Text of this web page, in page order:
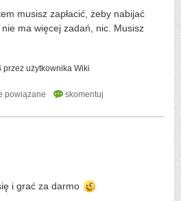
musisz zapłacić, żeby nabijać
ma więcej zadań, nic. Musisz
przez użytkownika Wiki
i grać za darmo